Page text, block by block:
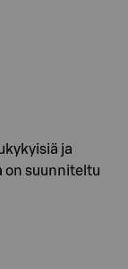
ja
on suunniteltu